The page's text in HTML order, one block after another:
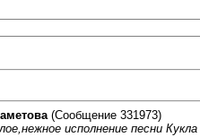
(Сообщение 331973)
исполнение песни